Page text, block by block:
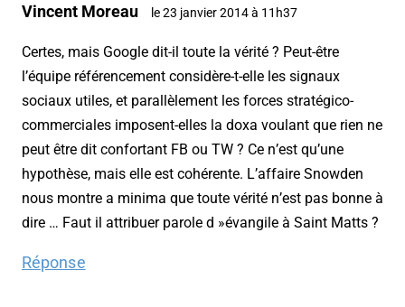
Vincent Moreau le 23 janvier 2014 à 11h37
Certes, mais Google dit-il toute la vérité ? Peut-être
l’équipe référencement considère-t-elle les signaux
sociaux utiles, et parallèlement les forces stratégico-
commerciales imposent-elles la doxa voulant que rien ne
peut être dit confortant FB ou TW ? Ce n’est qu’une
hypothèse, mais elle est cohérente. L’affaire Snowden
nous montre a minima que toute vérité n’est pas bonne à
dire … Faut il attribuer parole d »évangile à Saint Matts ?
Réponse